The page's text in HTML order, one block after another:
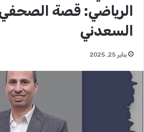
الرياضي: قصة
السعدني
يناير 25, 2025